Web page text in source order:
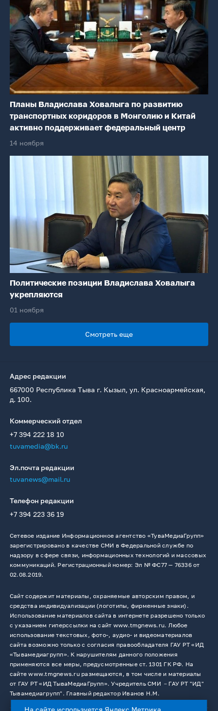
Планы Владислава Ховалыга по развитию
транспортных коридоров в Монголию и Китай
активно поддерживает федеральный центр
14 ноября
Политические позиции Владислава Ховалыга
укрепляются
01 ноября
Смотреть еще
Адрес редакции
667000 Республика Тыва г. Кызыл, ул. Красноармейская,
д. 100.
Коммерческий отдел
+7 394 222 18 10
tuvamedia@bk.ru
Эл.почта редакции
tuvanews@mail.ru
Телефон редакции
+7 394 223 36 19
Сетевое издание Информационное агентство «ТуваМедиаГрупп»
зарегистрировано в качестве СМИ в Федеральной службе по
надзору в сфере связи, информационных технологий и массовых
коммуникаций. Регистрационный номер: Эл № ФС77 — 76336 от
02.08.2019.
Сайт содержит материалы, охраняемые авторским правом, и
средства индивидуализации (логотипы, фирменные знаки).
Использование материалов сайта в интернете разрешено только
с указанием гиперссылки на сайт www.tmgnews.ru. Любое
использование текстовых, фото-, аудио- и видеоматериалов
сайта возможно только с согласия правообладателя ГАУ РТ «ИД
«Тывамедиагрупп». К нарушителям данного положения
применяются все меры, предусмотренные ст. 1301 ГК РФ. На
сайте www.tmgnews.ru размещаются, в том числе и материалы
от ГАУ РТ «ИД ТываМедиаГрупп». Учредитель СМИ －ГАУ РТ "ИД"
Тывамедиагрупп". Главный редактор Иванов Н.М.
На сайте используется Яндекс Метрика